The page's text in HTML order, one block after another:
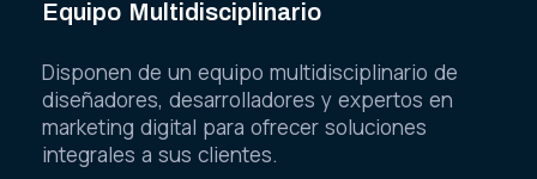
Equipo Multidisciplinario
Disponen de un equipo multidisciplinario de
diseñadores, desarrolladores y expertos en
marketing digital para ofrecer soluciones
integrales a sus clientes.